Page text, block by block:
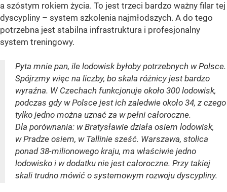
a szóstym rokiem życia. To jest trzeci bardzo ważny filar tej
dyscypliny – system szkolenia najmłodszych. A do tego
potrzebna jest stabilna infrastruktura i profesjonalny
system treningowy.
Pyta mnie pan, ile lodowisk byłoby potrzebnych w Polsce.
Spójrzmy więc na liczby, bo skala różnicy jest bardzo
wyraźna. W Czechach funkcjonuje około 300 lodowisk,
podczas gdy w Polsce jest ich zaledwie około 34, z czego
tylko jedno można uznać za w pełni całoroczne.
Dla porównania: w Bratysławie działa osiem lodowisk,
w Pradze osiem, w Tallinie sześć. Warszawa, stolica
ponad 38-milionowego kraju, ma właściwie jedno
lodowisko i w dodatku nie jest całoroczne. Przy takiej
skali trudno mówić o systemowym rozwoju dyscypliny.